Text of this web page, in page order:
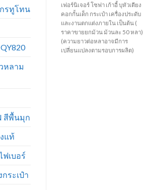
กรทูโทน
หลาม
สีพื้นมุก
แท้
ฟเบอร์
กระเป๋า
เฟอร์นิเจอร์ โซฟา เก้าอี้ บุหัวเตียง
คอกกั้นเด็ก กระเป๋า เครื่องประดับ
และงานตกแต่งภายใน เป็นต้น (
ราคาขายยกม้วน ม้วนละ 50 หลา)
(ความยาวต่อหลาอาจมีการ
เปลี่ยนแปลงตามรอบการผลิต)
เก้าอี้ บุหัวเตียง
ยในรถยนต์ และ
ๆ เป็นต้น (ราคาขาย
หลา )(ความยาว